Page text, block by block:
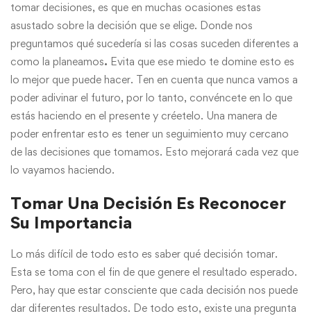
tomar decisiones, es que en muchas ocasiones estas
asustado sobre la decisión que se elige. Donde nos
preguntamos qué sucedería si las cosas suceden diferentes a
como la planeamos. Evita que ese miedo te domine esto es
lo mejor que puede hacer. Ten en cuenta que nunca vamos a
poder adivinar el futuro, por lo tanto, convéncete en lo que
estás haciendo en el presente y créetelo. Una manera de
poder enfrentar esto es tener un seguimiento muy cercano
de las decisiones que tomamos. Esto mejorará cada vez que
lo vayamos haciendo.
Tomar Una Decisión Es Reconocer
Su Importancia
Lo más difícil de todo esto es saber qué decisión tomar.
Esta se toma con el fin de que genere el resultado esperado.
Pero, hay que estar consciente que cada decisión nos puede
dar diferentes resultados. De todo esto, existe una pregunta